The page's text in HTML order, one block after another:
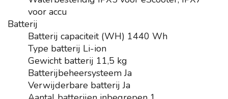
voor accu
Batterij
Batterij capaciteit (WH) 1440 Wh
Type batterij Li-ion
Gewicht batterij 11,5 kg
Batterijbeheersysteem Ja
Verwijderbare batterij Ja